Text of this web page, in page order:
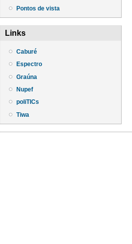
Pontos de vista
Links
Caburé
Espectro
Graúna
Nupef
poliTICs
Tiwa